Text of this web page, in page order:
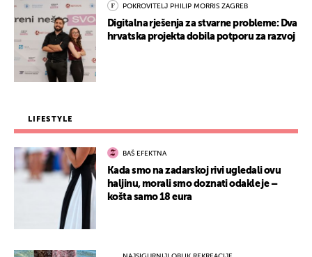
POKROVITELJ PHILIP MORRIS ZAGREB
Digitalna rješenja za stvarne probleme: Dva
hrvatska projekta dobila potporu za razvoj
LIFESTYLE
BAŠ EFEKTNA
Kada smo na zadarskoj rivi ugledali ovu
haljinu, morali smo doznati odakle je –
košta samo 18 eura